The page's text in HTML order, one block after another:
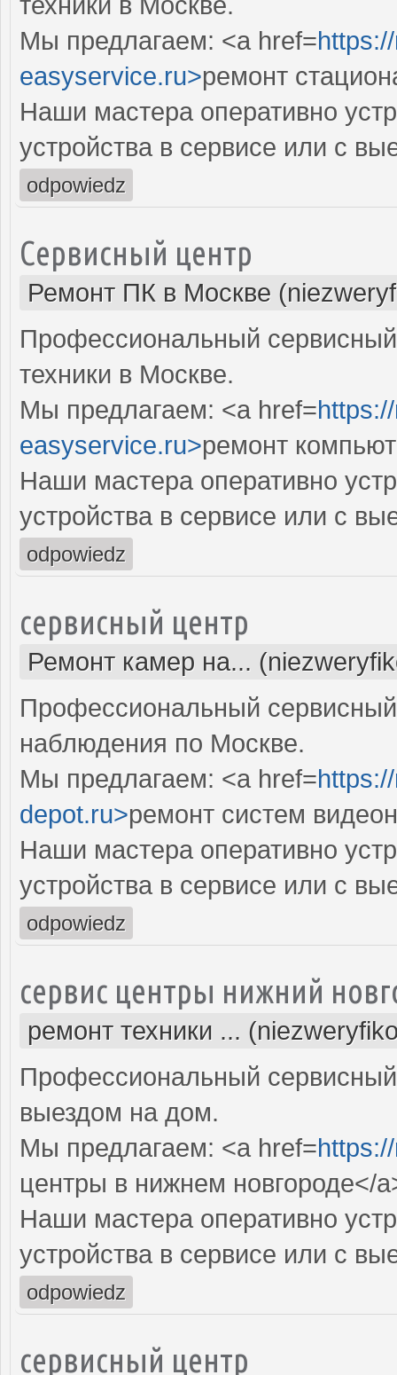
Мы предлагаем: <a href=
easyservice.ru>ремонт
Наши мастера оперативно
устройства в сервисе или с
odpowiedz
Сервисный центр
Ремонт ПК в Москве
Профессиональный
техники в Москве.
Мы предлагаем: <a href=
easyservice.ru>ремонт
Наши мастера оперативно
устройства в сервисе или с
odpowiedz
сервисный центр
Ремонт камер на...
Профессиональный
наблюдения по Москве.
Мы предлагаем: <a href=
depot.ru>ремонт систем
Наши мастера оперативно
устройства в сервисе или с
odpowiedz
сервис центры нижний
ремонт техники ...
Профессиональный
выездом на дом.
Мы предлагаем: <a href=
центры в нижнем новгороде</
Наши мастера оперативно
устройства в сервисе или с
odpowiedz
сервисный центр